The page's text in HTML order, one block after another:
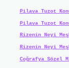
Pilava Tuzot
Pilava Tuzot
Rizenin Neyi
Rizenin Neyi
Coğrafya Sözel